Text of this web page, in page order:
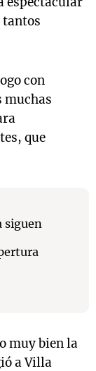
tantos
con
muchas
que
siguen
muy bien la
a Villa